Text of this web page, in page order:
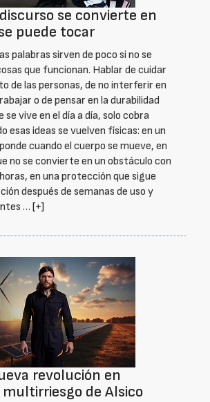
se convierte en
puede tocar
palabras sirven de poco si no se
que funcionan. Hablar de cuidar
de las personas, de no interferir en
o de pensar en la durabilidad
se vive en el día a día, solo cobra
esas ideas se vuelven físicas: en un
cuando el cuerpo se mueve, en
no se convierte en un obstáculo con
en una protección que sigue
después de semanas de uso y
… [+]
revolución en
de Alsico